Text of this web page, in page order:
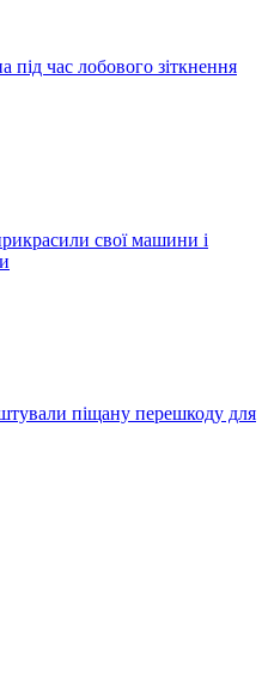
під час лобового зіткнення
свої машини і
піщану перешкоду для